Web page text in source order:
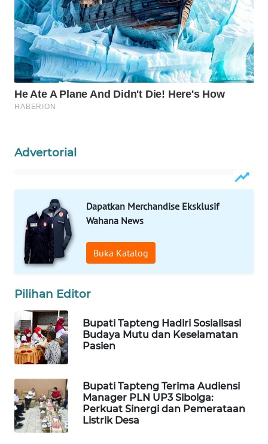
Advertorial
Dapatkan Merchandise Eksklusif
Wahana News
Buka Katalog
Pilihan Editor
Bupati Tapteng Hadiri Sosialisasi
Budaya Mutu dan Keselamatan
Pasien
Bupati Tapteng Terima Audiensi
Manager PLN UP3 Sibolga:
Perkuat Sinergi dan Pemerataan
Listrik Desa
WAHANA
Wahana
Network
KONSUMEN
LISTRIK
MAWAKA
ID
MARTABAT
NET
PLN
WATCH
MKLI
LKKI